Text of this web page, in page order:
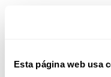
Esta página web usa